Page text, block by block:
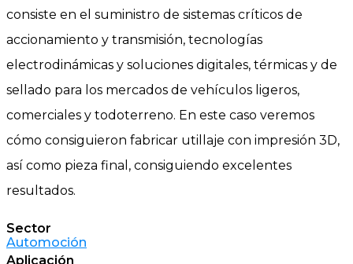
consiste en el suministro de sistemas críticos de
accionamiento y transmisión, tecnologías
electrodinámicas y soluciones digitales, térmicas y de
sellado para los mercados de vehículos ligeros,
comerciales y todoterreno. En este caso veremos
cómo consiguieron fabricar utillaje con impresión 3D,
así como pieza final, consiguiendo excelentes
resultados.
Sector
Automoción
Aplicación